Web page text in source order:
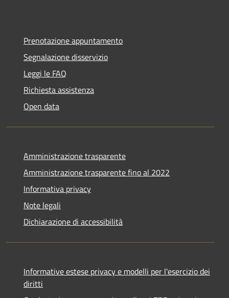
Prenotazione appuntamento
Segnalazione disservizio
Leggi le FAQ
Richiesta assistenza
Open data
Amministrazione trasparente
Amministrazione trasparente fino al 2022
Informativa privacy
Note legali
Dichiarazione di accessibilità
Informative estese privacy e modelli per l'esercizio dei
diritti